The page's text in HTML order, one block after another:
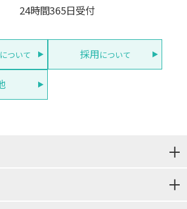
24時間365日受付
ついて 採用について